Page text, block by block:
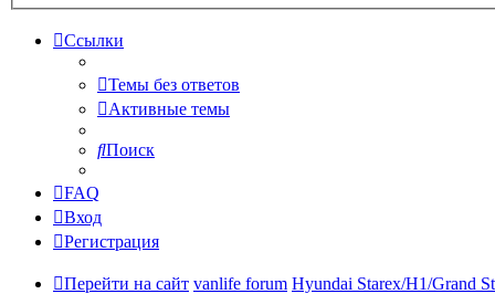
Ссылки
Темы без ответов
Активные темы
Поиск
FAQ
Вход
Регистрация
Перейти на сайт vanlife forum Hyundai Starex/H1/Grand